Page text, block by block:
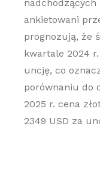
nadchodzących
ankietowani
prognozują, że
kwartale 2024 r.
uncję, co
porównaniu do
2025 r. cena
2349 USD za